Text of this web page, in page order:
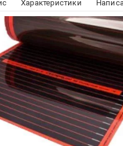
Характеристики